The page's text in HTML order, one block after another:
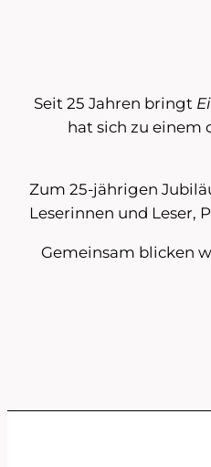
Seit 25 Jahren bringt
hat sich zu einem
Zum 25-jährigen
Leserinnen und Leser,
Gemeinsam blicken